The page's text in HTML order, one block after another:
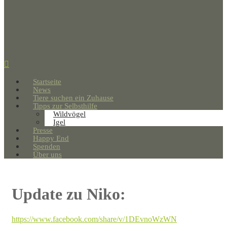
Startseite
News
Tiere suchen ein Zuhause
Tipps zur Selbsthilfe
Wildvögel
Igel
Presse
Happy End
Spenden
Über uns
Update zu Niko:
https://www.facebook.com/share/v/1DEvnoWzWN